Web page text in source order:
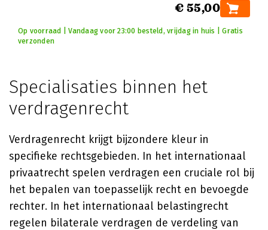
€ 55,00
Op voorraad | Vandaag voor 23:00 besteld, vrijdag in huis | Gratis
verzonden
Specialisaties binnen het
verdragenrecht
Verdragenrecht krijgt bijzondere kleur in
specifieke rechtsgebieden. In het internationaal
privaatrecht spelen verdragen een cruciale rol bij
het bepalen van toepasselijk recht en bevoegde
rechter. In het internationaal belastingrecht
regelen bilaterale verdragen de verdeling van